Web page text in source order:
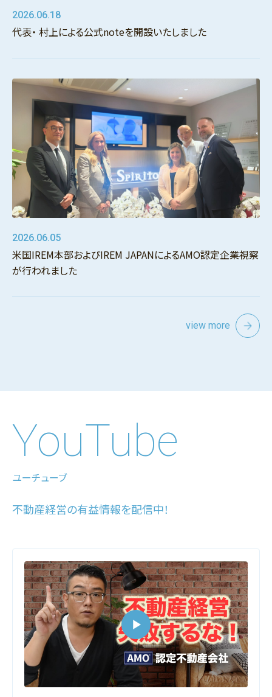
2026.06.18
代表・ 村上による公式noteを開設いたしました
2026.06.05
米国IREM本部およびIREM JAPANによるAMO認定企業視察
が行われました
view more
YouTube
ユーチューブ
不動産経営の有益情報を配信中！